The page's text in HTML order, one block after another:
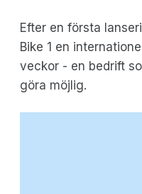
Efter en första
Bike 1 en
veckor - en bedrift
göra möjlig.